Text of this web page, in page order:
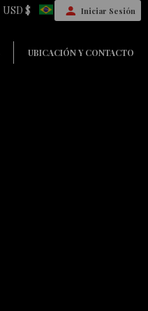
UBICACIÓN Y CONTACTO
USD $ Iniciar Sesión